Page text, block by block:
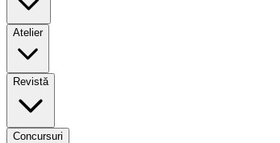
Atelier
Revistă
Concursuri